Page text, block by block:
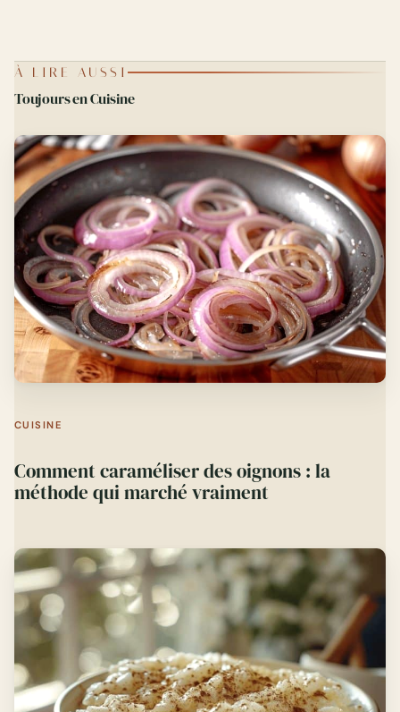
À LIRE AUSSI
Toujours en Cuisine
CUISINE
Comment caraméliser des oignons : la
méthode qui marché vraiment